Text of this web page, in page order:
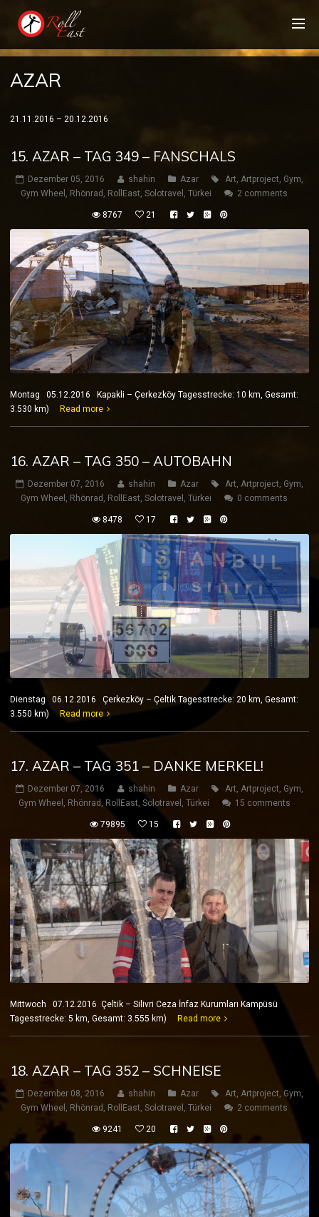
AZAR
21.11.2016 – 20.12.2016
15. AZAR – TAG 349 – FANSCHALS
Dezember 05, 2016 shahin Azar Art, Artproject, Gym,
Gym Wheel , Rhönrad , RollEast, Solotravel , Türkei 2 comments
8767 21
Montag 05.12.2016 Kapakli – Çerkezköy Tagesstrecke: 10 km, Gesamt:
3.530 km)
Read more
16. AZAR – TAG 350 – AUTOBAHN
Dezember 07, 2016 shahin Azar Art, Artproject, Gym,
Gym Wheel , Rhönrad , RollEast, Solotravel , Türkei 0 comments
8478 17
Dienstag 06.12.2016 Çerkezköy – Çeltik Tagesstrecke: 20 km, Gesamt:
3.550 km) Read more
17. AZAR – TAG 351 – DANKE MERKEL!
Dezember 07, 2016 shahin Azar Art, Artproject, Gym,
Gym Wheel , Rhönrad, RollEast, Solotravel , Türkei 15 comments
79895 15
Mittwoch 07.12.2016 Çeltik – Silivri Ceza İnfaz Kurumları Kampüsü
Tagesstrecke: 5 km, Gesamt: 3.555 km)
Read more
18. AZAR – TAG 352 – SCHNEISE
Dezember 08, 2016 shahin Azar Art, Artproject, Gym,
Gym Wheel , Rhönrad , RollEast, Solotravel , Türkei 2 comments
9241 20